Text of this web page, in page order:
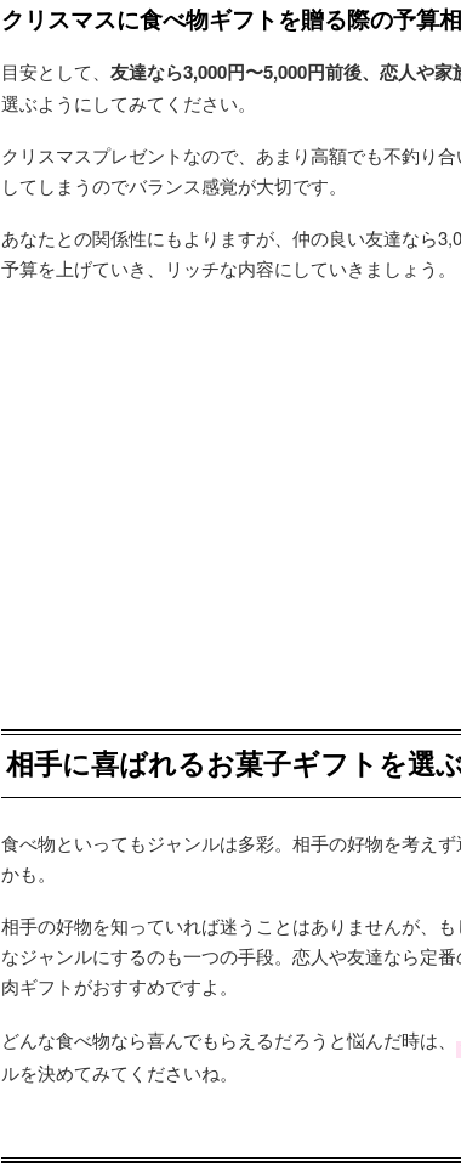
クリスマスに食べ物ギフトを贈る際の予算
目安として、 友達なら3,000円〜5,000円前後、恋人や
選ぶようにしてみてください。
クリスマスプレゼントなので、あまり高額でも不釣り
してしまうのでバランス感覚が大切です。
あなたとの関係性にもよりますが、仲の良い友達なら
予算を上げていき、リッチな内容にしていきましょう。
相手に喜ばれるお菓子ギフトを選
食べ物といってもジャンルは多彩。相手の好物を考え
かも。
相手の好物を知っていれば迷うことはありませんが、
なジャンルにするのも一つの手段。恋人や友達なら定
肉ギフトがおすすめですよ。
どんな食べ物なら喜んでもらえるだろうと悩んだ時は、
ルを決めてみてくださいね。